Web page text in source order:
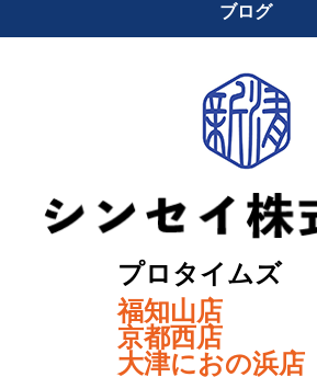
ブログ
プロタイムズ
福知山店
京都西店
大津におの浜店